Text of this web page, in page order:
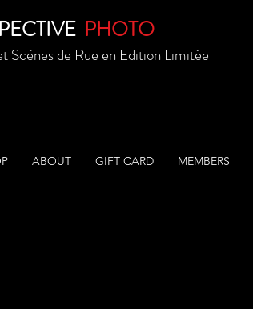
PHOTO
Scènes de Rue en Edition Limitée
ABOUT GIFT CARD MEMBERS